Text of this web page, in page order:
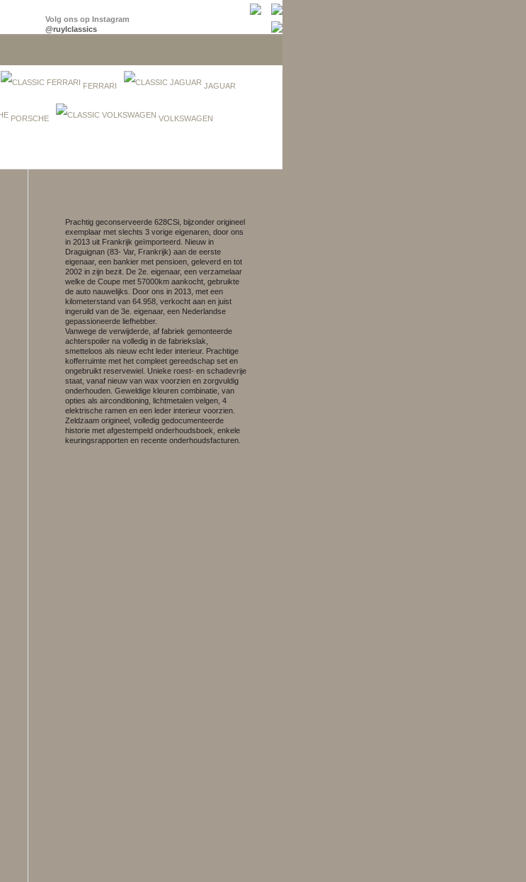
Volg ons op Instagram
@ruylclassics
FERRARI JAGUAR
PORSCHE VOLKSWAGEN
Prachtig geconserveerde 628CSi, bijzonder origineel
exemplaar met slechts 3 vorige eigenaren, door ons
in 2013 uit Frankrijk geïmporteerd. Nieuw in
Draguignan (83- Var, Frankrijk) aan de eerste
eigenaar, een bankier met pensioen, geleverd en tot
2002 in zijn bezit. De 2e. eigenaar, een verzamelaar
welke de Coupe met 57000km aankocht, gebruikte
de auto nauwelijks. Door ons in 2013, met een
kilometerstand van 64.958, verkocht aan en juist
ingeruild van de 3e. eigenaar, een Nederlandse
gepassioneerde liefhebber.
Vanwege de verwijderde, af fabriek gemonteerde
achterspoiler na volledig in de fabriekslak,
smetteloos als nieuw echt leder interieur. Prachtige
kofferruimte met het compleet gereedschap set en
ongebruikt reservewiel. Unieke roest- en schadevrije
staat, vanaf nieuw van wax voorzien en zorgvuldig
onderhouden. Geweldige kleuren combinatie, van
opties als airconditioning, lichtmetalen velgen, 4
elektrische ramen en een leder interieur voorzien.
Zeldzaam origineel, volledig gedocumenteerde
historie met afgestempeld onderhoudsboek, enkele
keuringsrapporten en recente onderhoudsfacturen.